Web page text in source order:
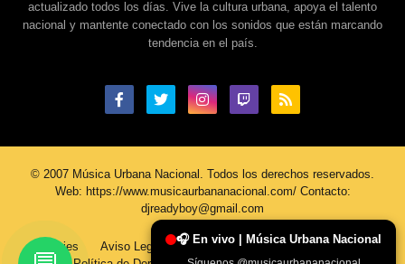
🎧 En vivo | Música Urbana Nacional
actualizado todos los días. Vive la cultura urbana, apoya el talento
nacional y mantente conectado con los sonidos que están marcando
tendencia en el país.
© 2007 Música Urbana Nacional. Todos los derechos reservados.
Web: https://www.musicaurbananacional.com/ Contacto:
djreadyboy@gmail.com
Cookies Aviso Legal Política De Privacidad
Contacto